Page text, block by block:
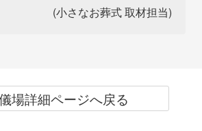
(小さなお葬式 取材担当)
場詳細ページへ戻る